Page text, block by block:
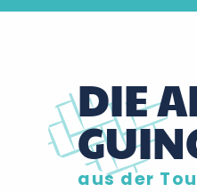
DIE
aus der